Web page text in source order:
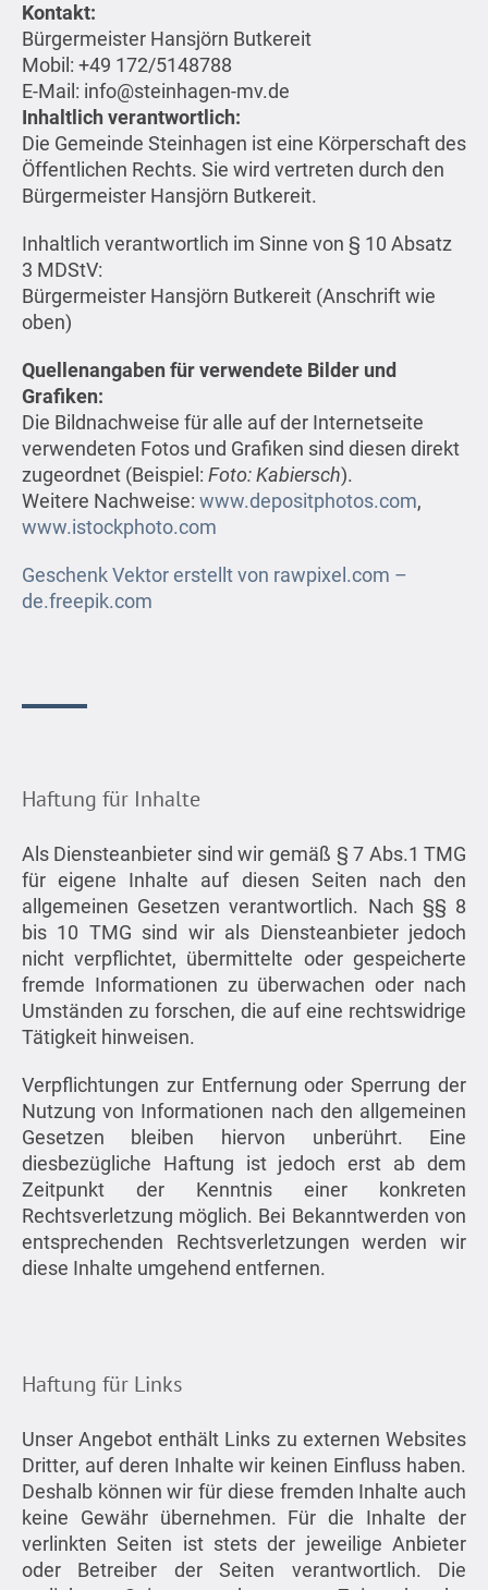
Kontakt:
Bürgermeister Hansjörn Butkereit
Mobil: +49 172/5148788
E-Mail: info@steinhagen-mv.de
Inhaltlich verantwortlich:
Die Gemeinde Steinhagen ist eine Körperschaft des
Öffentlichen Rechts. Sie wird vertreten durch den
Bürgermeister Hansjörn Butkereit.
Inhaltlich verantwortlich im Sinne von § 10 Absatz
3 MDStV:
Bürgermeister Hansjörn Butkereit (Anschrift wie
oben)
Quellenangaben für verwendete Bilder und
Grafiken:
Die Bildnachweise für alle auf der Internetseite
verwendeten Fotos und Grafiken sind diesen direkt
zugeordnet (Beispiel: Foto: Kabiersch).
Weitere Nachweise: www.depositphotos.com,
www.istockphoto.com
Geschenk Vektor erstellt von rawpixel.com –
de.freepik.com
Haftung für Inhalte
Als Diensteanbieter sind wir gemäß § 7 Abs.1 TMG
für eigene Inhalte auf diesen Seiten nach den
allgemeinen Gesetzen verantwortlich. Nach §§ 8
bis 10 TMG sind wir als Diensteanbieter jedoch
nicht verpflichtet, übermittelte oder gespeicherte
fremde Informationen zu überwachen oder nach
Umständen zu forschen, die auf eine rechtswidrige
Tätigkeit hinweisen.
Verpflichtungen zur Entfernung oder Sperrung der
Nutzung von Informationen nach den allgemeinen
Gesetzen bleiben hiervon unberührt. Eine
diesbezügliche Haftung ist jedoch erst ab dem
Zeitpunkt der Kenntnis einer konkreten
Rechtsverletzung möglich. Bei Bekanntwerden von
entsprechenden Rechtsverletzungen werden wir
diese Inhalte umgehend entfernen.
Haftung für Links
Unser Angebot enthält Links zu externen Websites
Dritter, auf deren Inhalte wir keinen Einfluss haben.
Deshalb können wir für diese fremden Inhalte auch
keine Gewähr übernehmen. Für die Inhalte der
verlinkten Seiten ist stets der jeweilige Anbieter
oder Betreiber der Seiten verantwortlich. Die